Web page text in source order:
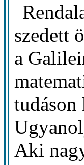
szedett
a
Aki